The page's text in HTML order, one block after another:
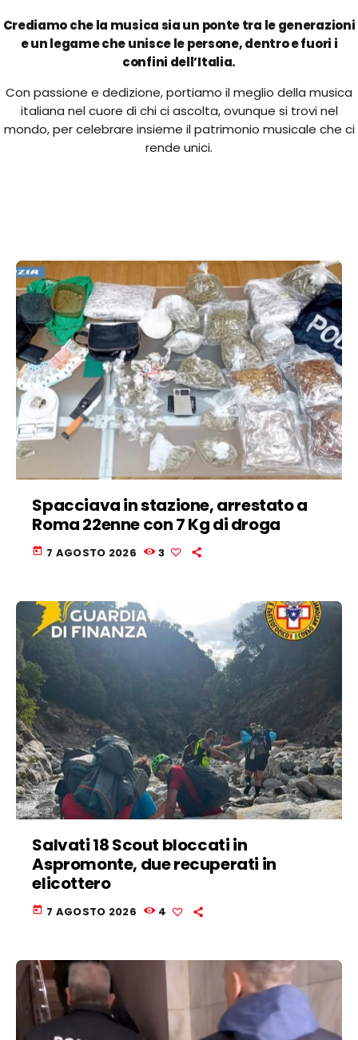
Crediamo che la musica sia un ponte tra le generazioni
e un legame che unisce le persone, dentro e fuori i
confini dell’Italia.
Con passione e dedizione, portiamo il meglio della musica
italiana nel cuore di chi ci ascolta, ovunque si trovi nel
mondo, per celebrare insieme il patrimonio musicale che ci
rende unici.
Spacciava in stazione, arrestato a
Roma 22enne con 7 Kg di droga
today 7 AGOSTO 2026 3
Salvati 18 Scout bloccati in
Aspromonte, due recuperati in
elicottero
today 7 AGOSTO 2026 4